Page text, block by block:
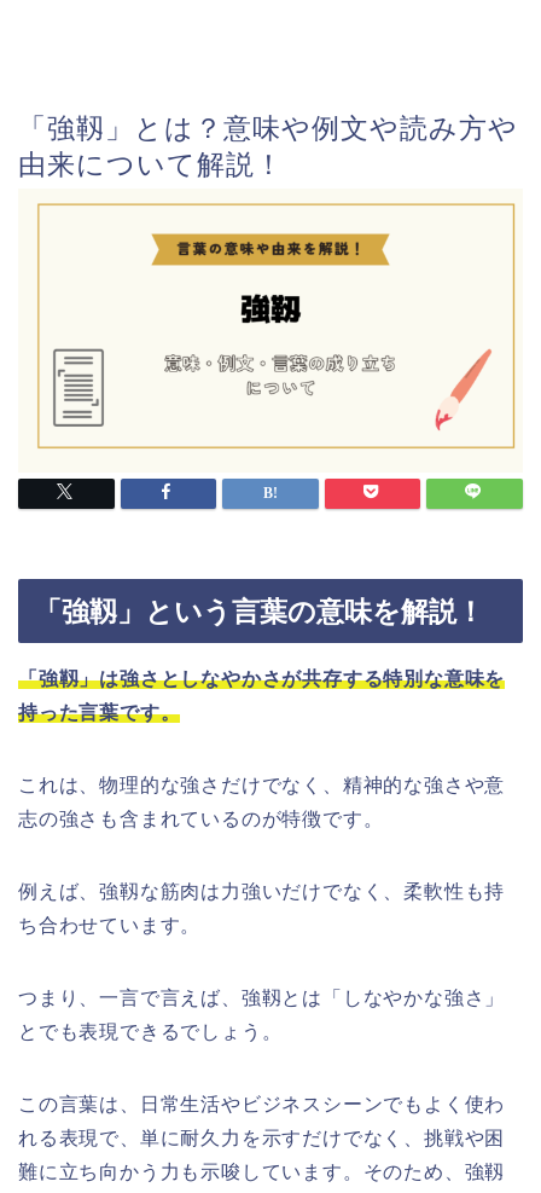
「強靱」とは？意味や例文や読み方や
由来について解説！
「強靱」という言葉の意味を解説！
「強靱」は強さとしなやかさが共存する特別な意味を
持った言葉です。
これは、物理的な強さだけでなく、精神的な強さや意
志の強さも含まれているのが特徴です。
例えば、強靱な筋肉は力強いだけでなく、柔軟性も持
ち合わせています。
つまり、一言で言えば、強靱とは「しなやかな強さ」
とでも表現できるでしょう。
この言葉は、日常生活やビジネスシーンでもよく使わ
れる表現で、単に耐久力を示すだけでなく、挑戦や困
難に立ち向かう力も示唆しています。そのため、強靱